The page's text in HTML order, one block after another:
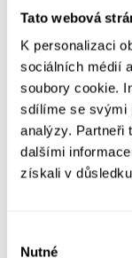
Tato webová
K personalizaci
sociálních médií
soubory cookie.
sdílíme se svými
analýzy. Partneři
dalšími
získali v
Nutné